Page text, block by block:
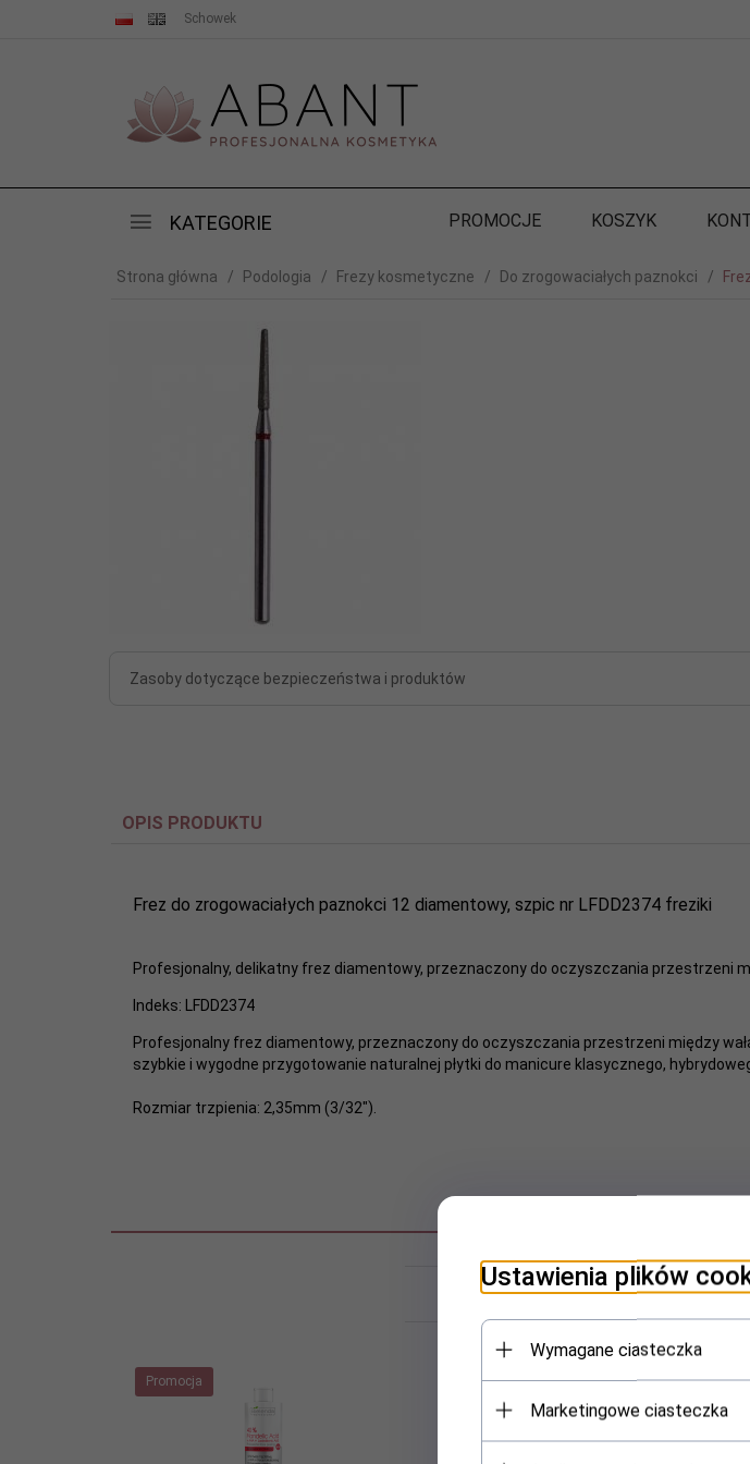
Schowek
KATEGORIE PROMOCJE KOSZYK
Strona główna Podologia Frezy kosmetyczne Do zrogowaciałych paznokci
Zasoby dotyczące bezpieczeństwa i produktów
OPIS PRODUKTU
Frez do zrogowaciałych paznokci 12 diamentowy, szpic nr LFDD2374 freziki
Profesjonalny, delikatny frez diamentowy, przeznaczony do oczyszczania przestrzeni
Indeks: LFDD2374
Profesjonalny frez diamentowy, przeznaczony do oczyszczania przestrzeni między
szybkie i wygodne przygotowanie naturalnej płytki do manicure klasycznego,
Rozmiar trzpienia: 2,35mm (3/32").
Klienci, którzy kupili ten
Promocja
Ustawienia plików
Wymagane ciasteczka
Marketingowe ciasteczka